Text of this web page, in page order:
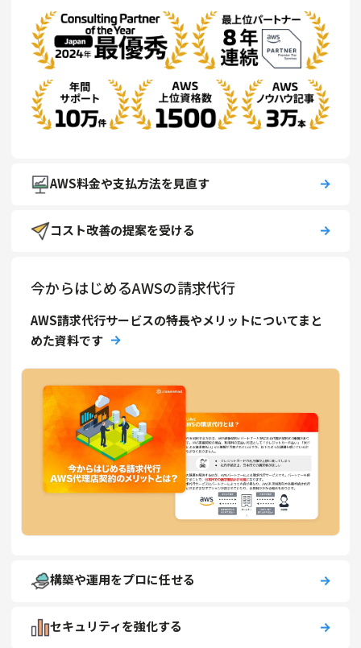
AWS料金や支払方法を見直す
コスト改善の提案を受ける
今からはじめるAWSの請求代行
AWS請求代行サービスの特長やメリットについてまと
めた資料です
構築や運用をプロに任せる
セキュリティを強化する